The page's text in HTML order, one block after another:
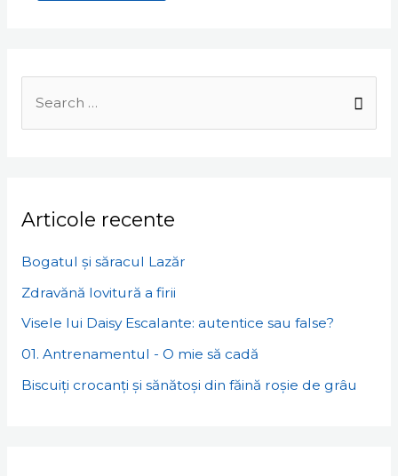
Search
for:
Articole recente
Bogatul și săracul Lazăr
Zdravănă lovitură a firii
Visele lui Daisy Escalante: autentice sau false?
01. Antrenamentul - O mie să cadă
Biscuiți crocanți și sănătoși din făină roșie de grâu